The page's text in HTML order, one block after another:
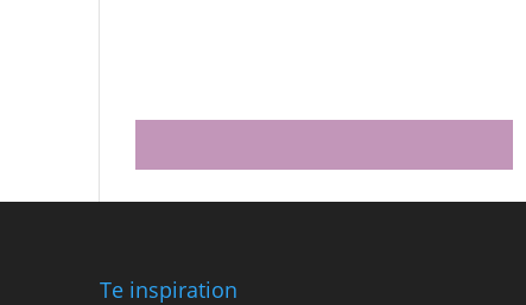
Te inspiration